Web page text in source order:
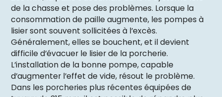
de la chasse et pose des problèmes. Lorsque la
consommation de paille augmente, les pompes à
lisier sont souvent sollicitées à l’excès.
Généralement, elles se bouchent, et il devient
difficile d’évacuer le lisier de la porcherie.
L’installation de la bonne pompe, capable
d’augmenter l’effet de vide, résout le problème.
Dans les porcheries plus récentes équipées de